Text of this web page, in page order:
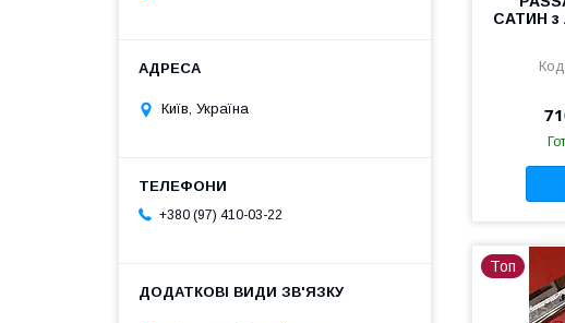
САТИН з
Топ
Київ, Україна
+380 (97) 410-03-22